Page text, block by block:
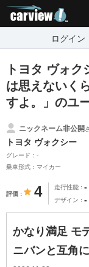
ログイン
トヨタ ヴォ
は思えないく
すよ。」のユ
ニックネーム非公開
トヨタ ヴォクシー
グレード：-
乗車形式：マイカー
評価 4 走行性能 -
デザイン -
かなり満足 モ
ニバンと互角